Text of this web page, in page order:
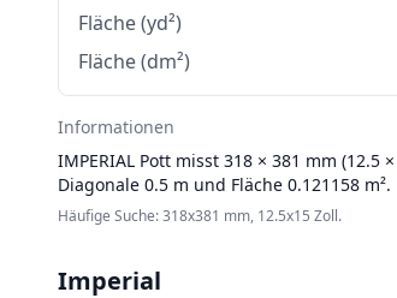
Fläche (yd²)
Fläche (dm²)
Informationen
IMPERIAL Pott misst 318 × 381 mm (12.5
Diagonale 0.5 m und Fläche 0.121158 m².
Häufige Suche: 318x381 mm, 12.5x15 Zoll.
Imperial